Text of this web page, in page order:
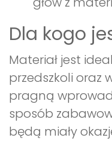
Dla kogo
Materiał jest
przedszkoli oraz
pragną
sposób
będą miały